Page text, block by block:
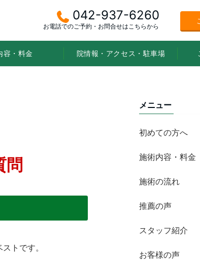
042-937-6260
お電話でのご予約・お問合せはこちらから
容・料金 院情報・アクセス・駐車場
問
トです。
メニュー
初めての方へ
施術内容・料金
施術の流れ
推薦の声
スタッフ紹介
お客様の声